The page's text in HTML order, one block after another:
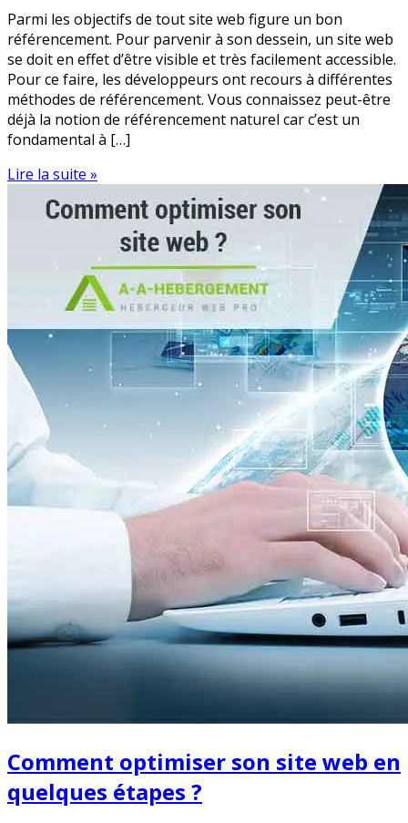
Parmi les objectifs de tout site web figure un bon
référencement. Pour parvenir à son dessein, un site web
se doit en effet d’être visible et très facilement accessible.
Pour ce faire, les développeurs ont recours à différentes
méthodes de référencement. Vous connaissez peut-être
déjà la notion de référencement naturel car c’est un
fondamental à […]
Lire la suite »
Comment optimiser son site web en
quelques étapes ?